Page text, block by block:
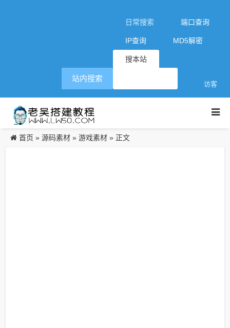
日常搜索 端口查询
IP查询 MD5解密
搜本站
访客
站内搜索
首页 » 源码素材 » 游戏素材 » 正文